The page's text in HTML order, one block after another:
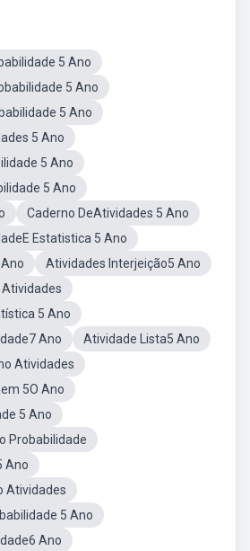
5 Ano
5 Ano
5 Ano
5 Ano
5 Ano
5 Ano
Caderno DeAtividades 5 Ano
Estatistica 5 Ano
Atividades Interjeição5 Ano
5 Ano
Ano
Atividade Lista5 Ano
Atividades
5O Ano
5 Ano
Probabilidade
Ano
Atividades
5 Ano
Ano